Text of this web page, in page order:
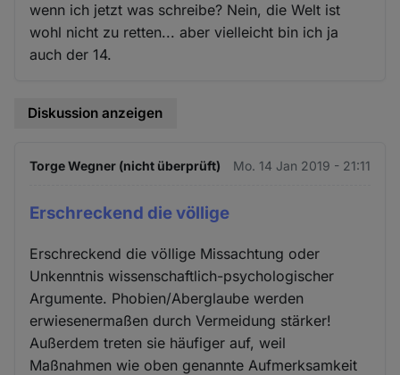
wenn ich jetzt was schreibe? Nein, die Welt ist
wohl nicht zu retten... aber vielleicht bin ich ja
auch der 14.
Diskussion anzeigen
Torge Wegner (nicht überprüft) Mo. 14 Jan 2019 - 21:11
Erschreckend die völlige
Erschreckend die völlige Missachtung oder
Unkenntnis wissenschaftlich-psychologischer
Argumente. Phobien/Aberglaube werden
erwiesenermaßen durch Vermeidung stärker!
Außerdem treten sie häufiger auf, weil
Maßnahmen wie oben genannte Aufmerksamkeit